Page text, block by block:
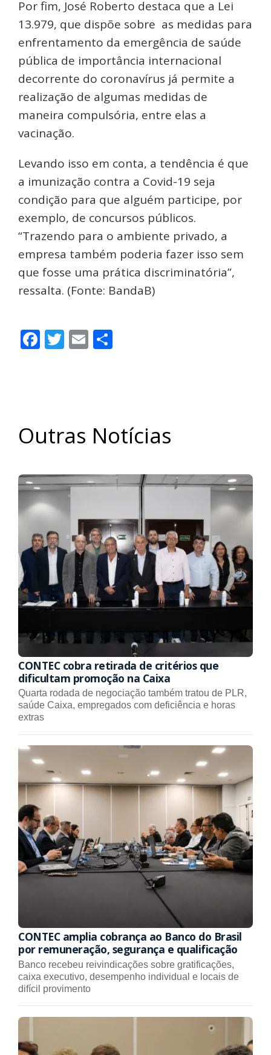
Por fim, José Roberto destaca que a Lei
13.979, que dispõe sobre as medidas para
enfrentamento da emergência de saúde
pública de importância internacional
decorrente do coronavírus já permite a
realização de algumas medidas de
maneira compulsória, entre elas a
vacinação.
Levando isso em conta, a tendência é que
a imunização contra a Covid-19 seja
condição para que alguém participe, por
exemplo, de concursos públicos.
“Trazendo para o ambiente privado, a
empresa também poderia fazer isso sem
que fosse uma prática discriminatória”,
ressalta. (Fonte: BandaB)
Facebook
Twitter
Email
Outras Notícias
CONTEC cobra retirada de critérios que
dificultam promoção na Caixa
Quarta rodada de negociação também tratou de PLR,
saúde Caixa, empregados com deficiência e horas
extras
CONTEC amplia cobrança ao Banco do Brasil
por remuneração, segurança e qualificação
Banco recebeu reivindicações sobre gratificações,
caixa executivo, desempenho individual e locais de
difícil provimento